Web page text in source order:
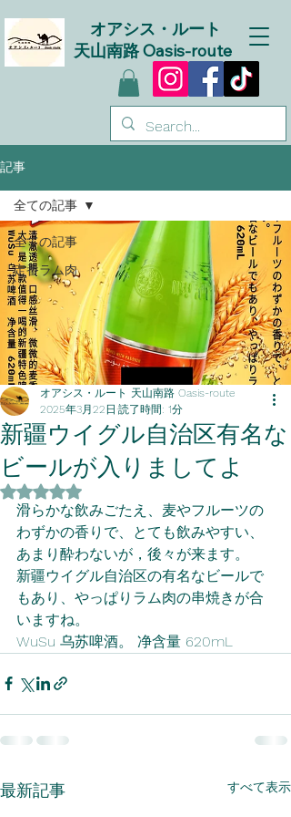
オアシス・ルート
天山南路 Oasis-route
記事
全ての記事
定番ラム肉
全ての記事
新疆ウイグル自治区有名な
ビールが入りましてよ
オアシス・ルート 天山南路 Oasis-route
2025年3月22日 読了時間: 1分
5つ星のうちNaNと評価されています。
滑らかな飲みごたえ、麦やフルーツの
わずかの香りで、とても飲みやすい、
あまり酔わないが，後々が来ます。
新疆ウイグル自治区の有名なビールで
もあり、やっぱりラム肉の串焼きが合
いますね。
WuSu 乌苏啤酒。 净含量 620mL
最新記事 すべて表示